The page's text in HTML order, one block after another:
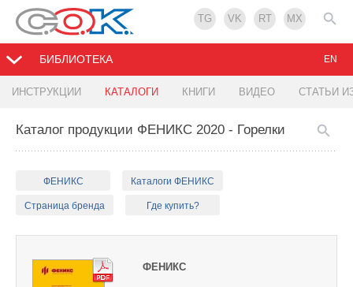
TG VK RT MX
БИБЛИОТЕКА
ИНСТРУКЦИИ КАТАЛОГИ КНИГИ ВИДЕО СТАТЬИ
EN
Каталог продукции ФЕНИКС 2020 - Горелки
ФЕНИКС Каталоги ФЕНИКС
Страница бренда Где купить?
ФЕНИКС